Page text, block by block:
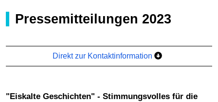
Pressemitteilungen 2023
Direkt zur Kontaktinformation
"Eiskalte Geschichten" - Stimmungsvolles für die